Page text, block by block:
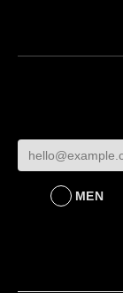
MEN